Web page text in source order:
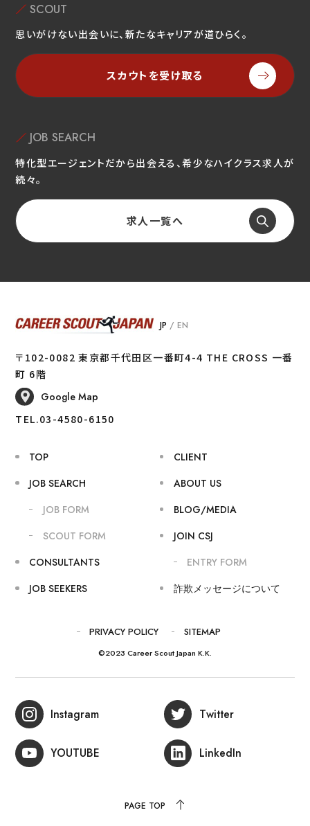
SCOUT
思いがけない出会いに、新たなキャリアが道ひらく。
スカウトを受け取る
JOB SEARCH
特化型エージェントだから出会える、希少なハイクラス求人が
続々。
求人一覧へ
JP /EN
〒102-0082 東京都千代田区一番町4-4 THE CROSS 一番
町 6階
Google Map
TEL.03-4580-6150
TOP
JOB SEARCH
JOB FORM
SCOUT FORM
CONSULTANTS
JOB SEEKERS
CLIENT
ABOUT US
BLOG/MEDIA
JOIN CSJ
ENTRY FORM
詐欺メッセージについて
PRIVACY POLICY SITEMAP
©2023 Career Scout Japan K.K.
Instagram Twitter
YOUTUBE LinkedIn
PAGE TOP